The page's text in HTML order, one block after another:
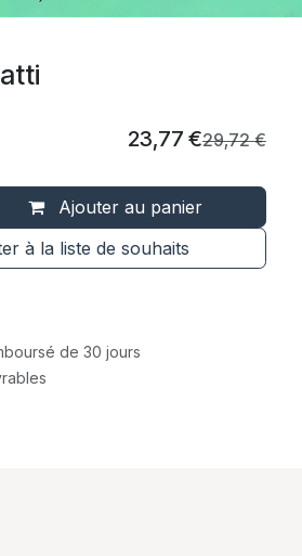
Ajouter au panier
à la liste de souhaits
23,77 €29,72€
de 30 jours